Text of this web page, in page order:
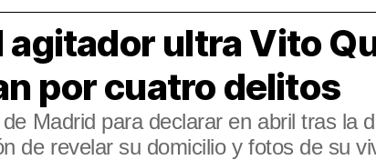
ultra Vito
por cuatro delitos
Madrid para declarar en abril tras la
de revelar su domicilio y fotos de su